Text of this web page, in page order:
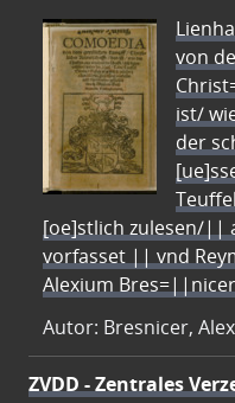
von
ist/
der
[oe]stlich zulesen/||
vorfasset || vnd
Alexium
Autor: Bresnicer,
ZVDD - Zentrales